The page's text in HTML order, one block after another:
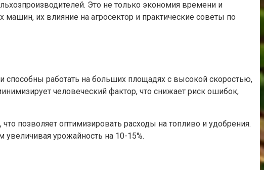
Это не только экономия времени и
их влияние на агросектор и практические советы по
работать на больших площадях с высокой скоростью,
человеческий фактор, что снижает риск ошибок,
позволяет оптимизировать расходы на топливо и удобрения.
увеличивая урожайность на 10-15%.